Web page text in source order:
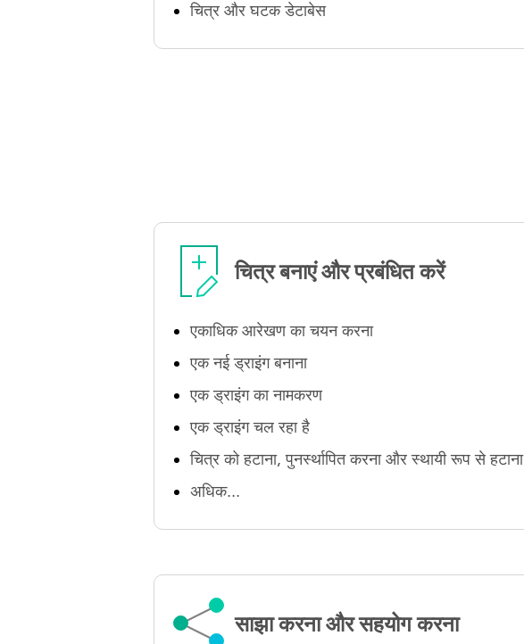
चित्र और घटक डेटाबेस
चित्र बनाएं और प्रबंधित करें
एकाधिक आरेखण का चयन करना
एक नई ड्राइंग बनाना
एक ड्राइंग का नामकरण
एक ड्राइंग चल रहा है
चित्र को हटाना, पुनर्स्थापित करना और स्थायी रूप से हटाना
अधिक...
साझा करना और सहयोग करना